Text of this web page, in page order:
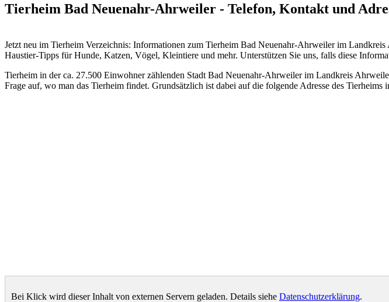
Tierheim Bad Neuenahr-Ahrweiler - Telefon, Kontakt und
Jetzt neu im Tierheim Verzeichnis: Informationen zum Tierheim Bad Neuenahr-Ahrweiler im
Haustier-Tipps für Hunde, Katzen, Vögel, Kleintiere und mehr. Unterstützen Sie uns, falls diese
Tierheim in der ca. 27.500 Einwohner zählenden Stadt Bad Neuenahr-Ahrweiler im Landkreis
Frage auf, wo man das Tierheim findet. Grundsätzlich ist dabei auf die folgende Adresse des
Bei Klick wird dieser Inhalt von externen Servern geladen. Details siehe Datenschutzerklärung.